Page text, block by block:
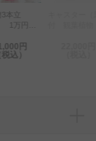
3本立
1万円コ
円
税込）